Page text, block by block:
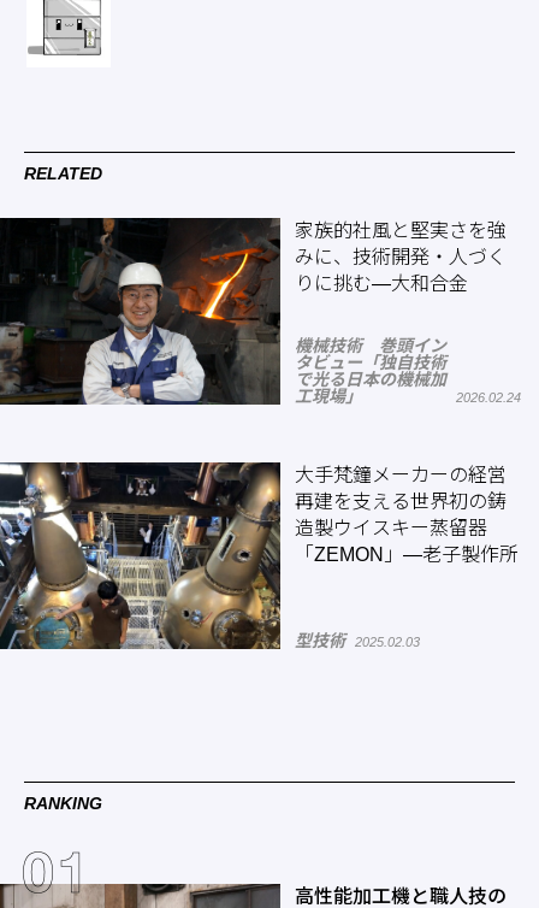
RELATED
家族的社風と堅実さを強
みに、技術開発・人づく
りに挑む―大和合金
機械技術 巻頭イン
タビュー「独自技術
で光る日本の機械加
工現場」
2026.02.24
大手梵鐘メーカーの経営
再建を支える世界初の鋳
造製ウイスキー蒸留器
「ZEMON」―老子製作所
型技術 2025.02.03
RANKING
高性能加工機と職人技の